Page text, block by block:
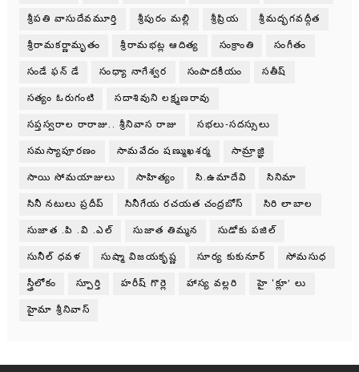
శ్రీపతి వాసుదేవమూర్తి శ్రీపురం మల్లి శ్రీప్రియ శ్రీమద్భగవద్గీత
శ్రీరామకర్ణామృతం శ్రీరామభట్ల ఆదిత్య సంక్రాంతి సంగీతం
సండే ఫన్ డే సంధ్యా నాగేశ్వర సంపాదకీయం సతీష్
సత్యం ఓరుగంటి సదాశివుని లక్ష్మణరావు
సప్తస్వరాల రారాజు.. శ్రీనివాస రాజు సభలు-సదస్సులు
సమస్యాపూరణం సామవేదం షణ్ముఖశర్మ సామ్రాజ్ఞి
సాయి సోమయాజులు సాహిత్యం సి.ఉమాదేవి సినిమా
సినీ నటులు ప్రదీప్ సినీగేయ రచయత చంద్రబోస్ సిరి లాబాల
సుజాత .పి .వి .ఎల్ సుజాత తిమ్మన సుడోకు పజిల్
సునీల్ ధవళ సుష్మా విజయకృష్ణ సూర్య కుకునూర్ సోమసుధ
స్త్రీలోకం స్పూర్తి హరీష్ గొర్లె హాస్య వల్లరి హై ‘క్లూ’ లు
హైమా శ్రీనివాస్